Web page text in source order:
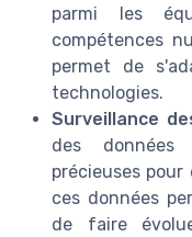
parmi les
compétences
permet de
technologies.
Surveillance
des
précieuses pour
ces données
de faire